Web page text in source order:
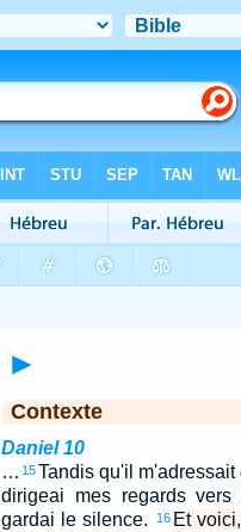
►
Contexte
Daniel 10
… 15Tandis qu'il
dirigeai mes regards
gardai le silence.
16 Et